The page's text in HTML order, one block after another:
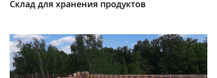
Склад для хранения продуктов